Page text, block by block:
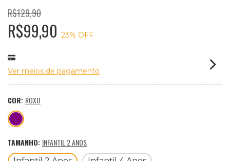
R$129,90
R$99,90 23% OFF
Ver meios de pagamento
COR: ROXO
TAMANHO: INFANTIL 2 ANOS